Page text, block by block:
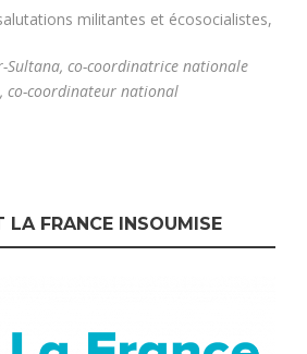
militantes et écosocialistes,
Sultana, co-coordinatrice nationale
co-coordinateur national
LA FRANCE INSOUMISE